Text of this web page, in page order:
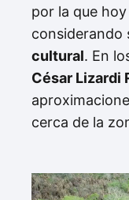
por la que
considerando
cultural. En
César Lizardi
cerca de la